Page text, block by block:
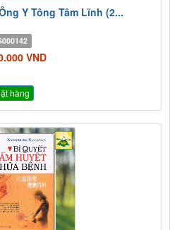
Y Tông Tâm Lĩnh (2...
VND
hàng